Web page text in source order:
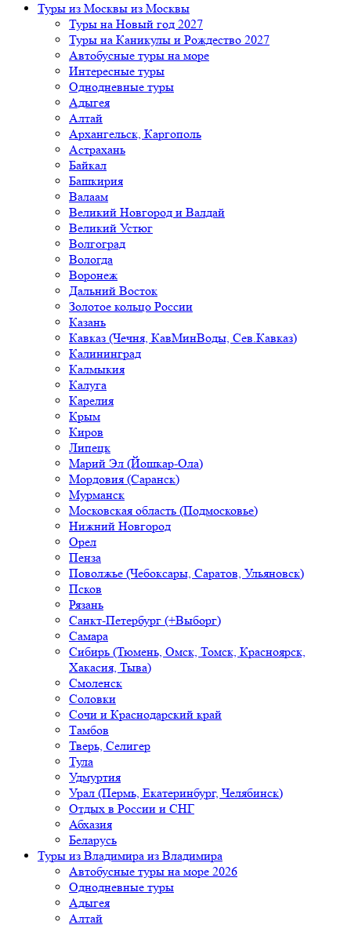
Туры из Москвы из Москвы
Туры на Новый год 2027
Туры на Каникулы и Рождество 2027
Автобусные туры на море
Интересные туры
Однодневные туры
Адыгея
Алтай
Архангельск, Каргополь
Астрахань
Байкал
Башкирия
Валаам
Великий Новгород и Валдай
Великий Устюг
Волгоград
Вологда
Воронеж
Дальний Восток
Золотое кольцо России
Казань
Кавказ (Чечня, КавМинВоды, Сев.Кавказ)
Калининград
Калмыкия
Калуга
Карелия
Крым
Киров
Липецк
Марий Эл (Йошкар-Ола)
Мордовия (Саранск)
Мурманск
Московская область (Подмосковье)
Нижний Новгород
Орел
Пенза
Поволжье (Чебоксары, Саратов, Ульяновск)
Псков
Рязань
Санкт-Петербург (+Выборг)
Самара
Сибирь (Тюмень, Омск, Томск, Красноярск,
Хакасия, Тыва)
Смоленск
Соловки
Сочи и Краснодарский край
Тамбов
Тверь, Селигер
Тула
Удмуртия
Урал (Пермь, Екатеринбург, Челябинск)
Отдых в России и СНГ
Абхазия
Беларусь
Туры из Владимира из Владимира
Автобусные туры на море 2026
Однодневные туры
Адыгея
Алтай